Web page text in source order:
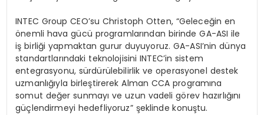
INTEC Group CEO’su Christoph Otten, “Geleceğin en
önemli hava gücü programlarından birinde GA-ASI ile
iş birliği yapmaktan gurur duyuyoruz. GA-ASI’nin dünya
standartlarındaki teknolojisini INTEC’in sistem
entegrasyonu, sürdürülebilirlik ve operasyonel destek
uzmanlığıyla birleştirerek Alman CCA programına
somut değer sunmayı ve uzun vadeli görev hazırlığını
güçlendirmeyi hedefliyoruz” şeklinde konuştu.